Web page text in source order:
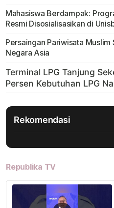
Mahasiswa Berdampak:
Resmi Disosialisasikan di
Persaingan Pariwisata
Negara Asia
Rekomendasi
Republika TV